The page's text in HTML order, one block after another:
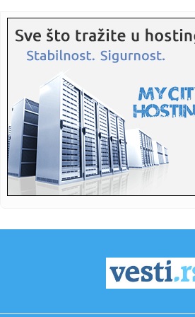
11:19: Nastavak konstitutivne
isteka u...
11:15:
‘Second Song...
11:15:Šok otkriće u stanu Saše
koj...
11:10:Lozano na pozajmici u Galaksiju
11:04:Данас се ово не ради у кући:
Prepoznali glas Barta